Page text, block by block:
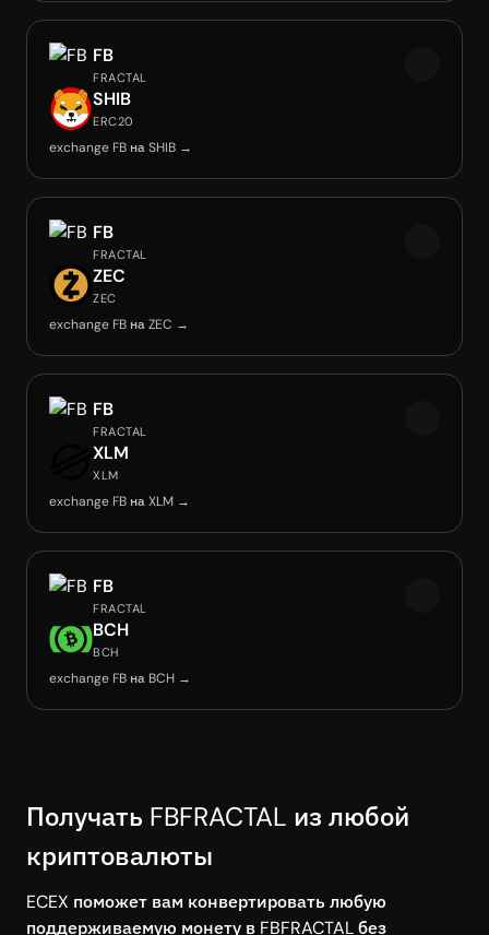
FB
FRACTAL
SHIB
ERC20
exchange FB на SHIB →
FB
FRACTAL
ZEC
ZEC
exchange FB на ZEC →
FB
FRACTAL
XLM
XLM
exchange FB на XLM →
FB
FRACTAL
BCH
BCH
exchange FB на BCH →
Получать FBFRACTAL из любой
криптовалюты
ECEX поможет вам конвертировать любую
поддерживаемую монету в FBFRACTAL без